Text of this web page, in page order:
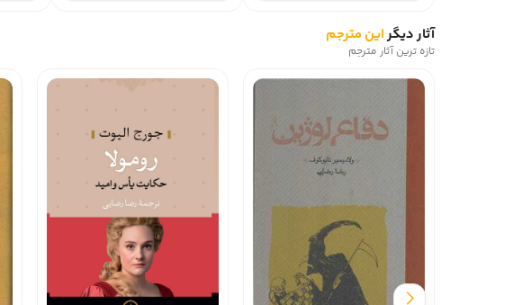
آثار دیگراین مترجم
تازه ترین آثار مترجم